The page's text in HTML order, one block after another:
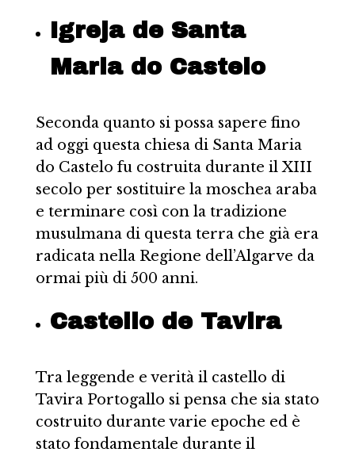
Igreja de Santa
Maria do Castelo
Seconda quanto si possa sapere fino
ad oggi questa chiesa di Santa Maria
do Castelo fu costruita durante il XIII
secolo per sostituire la moschea araba
e terminare così con la tradizione
musulmana di questa terra che già era
radicata nella Regione dell’Algarve da
ormai più di 500 anni.
Castello de Tavira
Tra leggende e verità il castello di
Tavira Portogallo si pensa che sia stato
costruito durante varie epoche ed è
stato fondamentale durante il